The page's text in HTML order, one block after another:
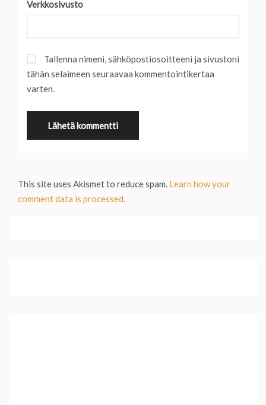
Verkkosivusto
Tallenna nimeni, sähköpostiosoitteeni ja sivustoni
tähän selaimeen seuraavaa kommentointikertaa
varten.
This site uses Akismet to reduce spam. Learn how your
comment data is processed.